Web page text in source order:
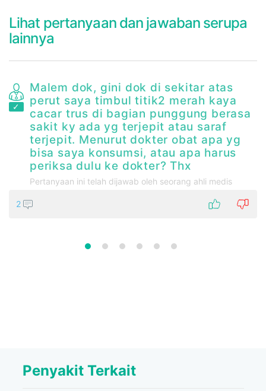
Lihat pertanyaan dan jawaban serupa
lainnya
Malem dok, gini dok di sekitar atas
perut saya timbul titik2 merah kaya
cacar trus di bagian punggung berasa
sakit ky ada yg terjepit atau saraf
terjepit. Menurut dokter obat apa yg
bisa saya konsumsi, atau apa harus
periksa dulu ke dokter? Thx
Pertanyaan ini telah dijawab oleh seorang ahli medis
2
Penyakit Terkait